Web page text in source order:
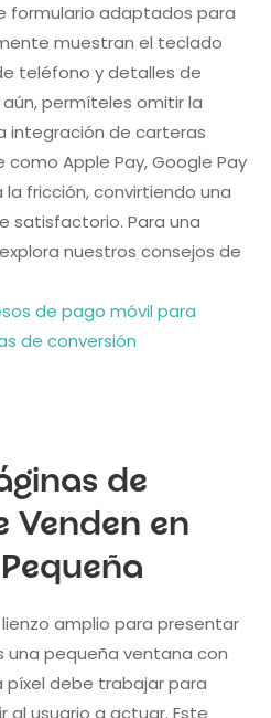
formulario adaptados para
muestran el teclado
teléfono y detalles de
permíteles omitir la
integración de carteras
Apple Pay, Google Pay
fricción, convirtiendo una
satisfactorio. Para una
nuestros consejos de
de pago móvil para
de conversión
de
Venden en
amplio para presentar
una pequeña ventana con
debe trabajar para
al usuario a actuar. Este